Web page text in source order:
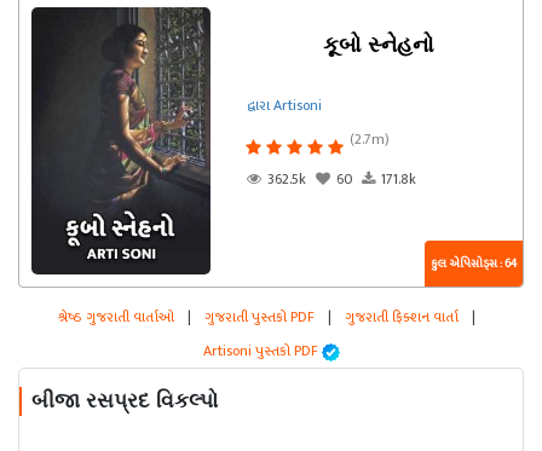
કૂબો સ્નેહનો
દ્વારા Artisoni
(2.7m)
362.5k
60 171.8k
કુલ એપિસોડ્સ : 64
શ્રેષ્ઠ ગુજરાતી વાર્તાઓ | ગુજરાતી પુસ્તકો PDF | ગુજરાતી ફિક્શન વાર્તા |
Artisoni પુસ્તકો PDF
બીજા રસપ્રદ વિકલ્પો